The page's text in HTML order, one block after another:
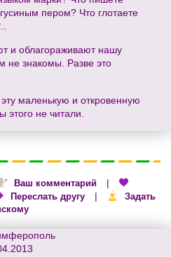
пером? Что глотаете
и облагораживают нашу
не знакомы. Разве это
маленькую и откровенную
этого не читали.
Ваш комментарий |
Переслать другу |
Задать